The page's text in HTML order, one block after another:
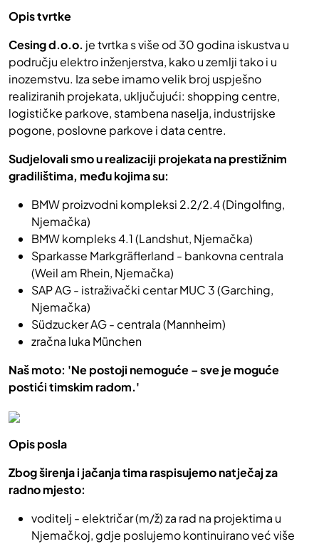
Opis tvrtke
Cesing d.o.o. je tvrtka s više od 30 godina iskustva u
području elektro inženjerstva, kako u zemlji tako i u
inozemstvu. Iza sebe imamo velik broj uspješno
realiziranih projekata, uključujući: shopping centre,
logističke parkove, stambena naselja, industrijske
pogone, poslovne parkove i data centre.
Sudjelovali smo u realizaciji projekata na prestižnim
gradilištima, među kojima su:
BMW proizvodni kompleksi 2.2/2.4 (Dingolfing,
Njemačka)
BMW kompleks 4.1 (Landshut, Njemačka)
Sparkasse Markgräflerland - bankovna centrala
(Weil am Rhein, Njemačka)
SAP AG - istraživački centar MUC 3 (Garching,
Njemačka)
Südzucker AG - centrala (Mannheim)
zračna luka München
Naš moto: 'Ne postoji nemoguće – sve je moguće
postići timskim radom.'
Opis posla
Zbog širenja i jačanja tima raspisujemo natječaj za
radno mjesto:
voditelj - električar (m/ž) za rad na projektima u
Njemačkoj, gdje poslujemo kontinuirano već više